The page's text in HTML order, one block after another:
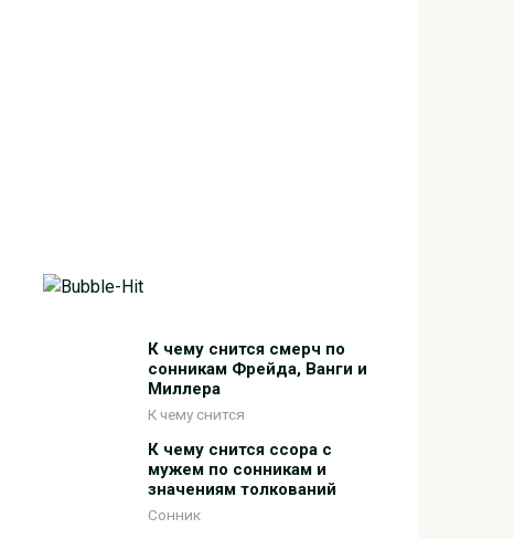
К чему снится смерч по
сонникам Фрейда, Ванги и
Миллера
К чему снится
К чему снится ссора с
мужем по сонникам и
значениям толкований
Сонник